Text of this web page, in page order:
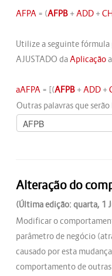
AFPA= (AFPB+ADD+
Utilize a seguinte fórmula
AJUSTADO daAplicação
aAFPA= [(AFPB +ADD+
Outras palavras que
Alteração do
(Última edição: quarta, 1
Modificar o
parâmetro de negócio
causado por esta
comportamento de